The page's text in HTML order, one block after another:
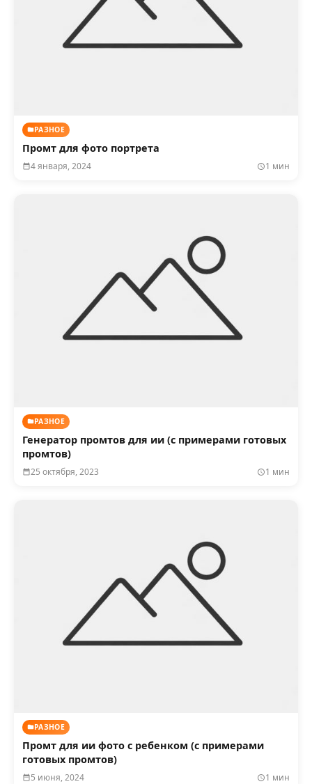
РАЗНОЕ
Промт для фото портрета
4 января, 2024 1 мин
РАЗНОЕ
Генератор промтов для ии (с примерами готовых
промтов)
25 октября, 2023 1 мин
РАЗНОЕ
Промт для ии фото с ребенком (с примерами
готовых промтов)
5 июня, 2024 1 мин